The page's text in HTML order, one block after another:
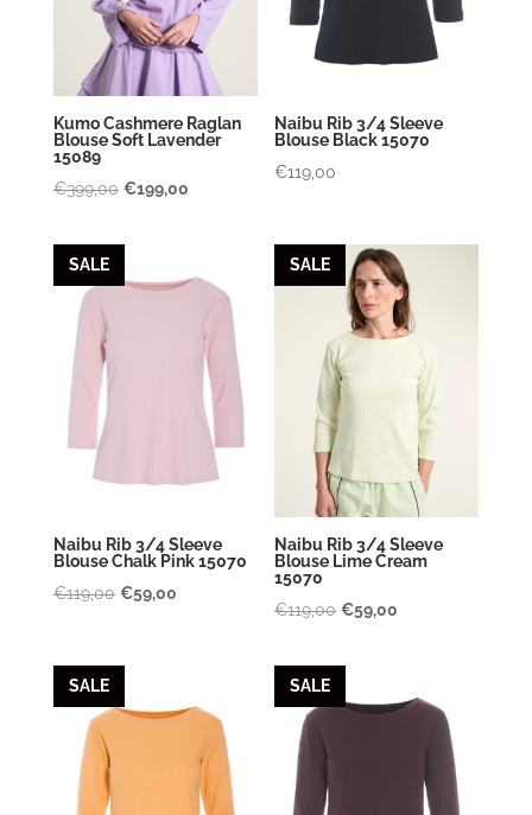
Kumo Cashmere Raglan
Blouse Soft Lavender
15089
€399,00 Oorspronkelijke
was:
€399,00.
€199,00Huidige
€199,00.
Naibu Rib 3/4 Sleeve
Blouse Black 15070
€119,00
SALE
Naibu Rib 3/4 Sleeve
Blouse Chalk Pink 15070
€119,00 Oorspronkelijke
€59,00Huidige
SALE
Naibu Rib 3/4 Sleeve
Blouse Lime Cream
15070
€119,00 Oorspronkelijke
was:
€119,00.
€59,00
€59,00.
SALE SALE